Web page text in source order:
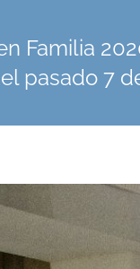
Familia
pasado 7